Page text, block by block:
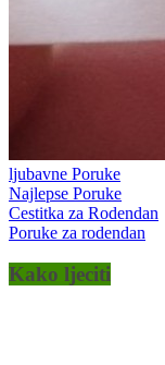
ljubavne Poruke
Najlepse Poruke
Cestitka za Rodendan
Poruke za rodendan
Kako ljeciti